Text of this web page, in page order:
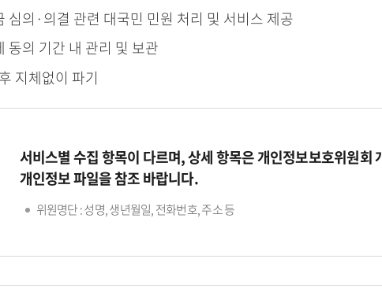
심의·의결 관련 대국민 민원 처리 및 서비스 제공
동의 기간 내 관리 및 보관
지체없이 파기
서비스별 수집 항목이 다르며, 상세 항목은 개인정보보호위원회
개인정보 파일을 참조 바랍니다.
위원명단 : 성명, 생년월일, 전화번호, 주소 등